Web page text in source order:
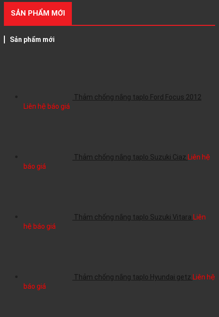
SẢN PHẨM MỚI
Sản phẩm mới
Thảm chống nắng taplo Ford Focus 2012
Liên hệ báo giá
Thảm chống nắng taplo Suzuki Ciaz Liên hệ
báo giá
Thảm chống nắng taplo Suzuki Vitara Liên
hệ báo giá
Thảm chống nắng taplo Hyundai getz Liên hệ
báo giá